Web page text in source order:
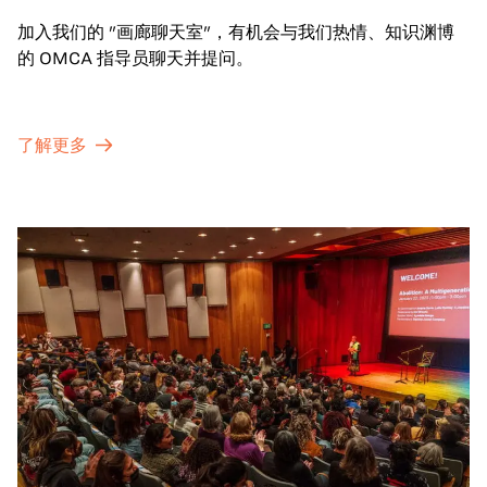
加入我们的 "画廊聊天室"，有机会与我们热情、知识渊博
的 OMCA 指导员聊天并提问。
了解更多